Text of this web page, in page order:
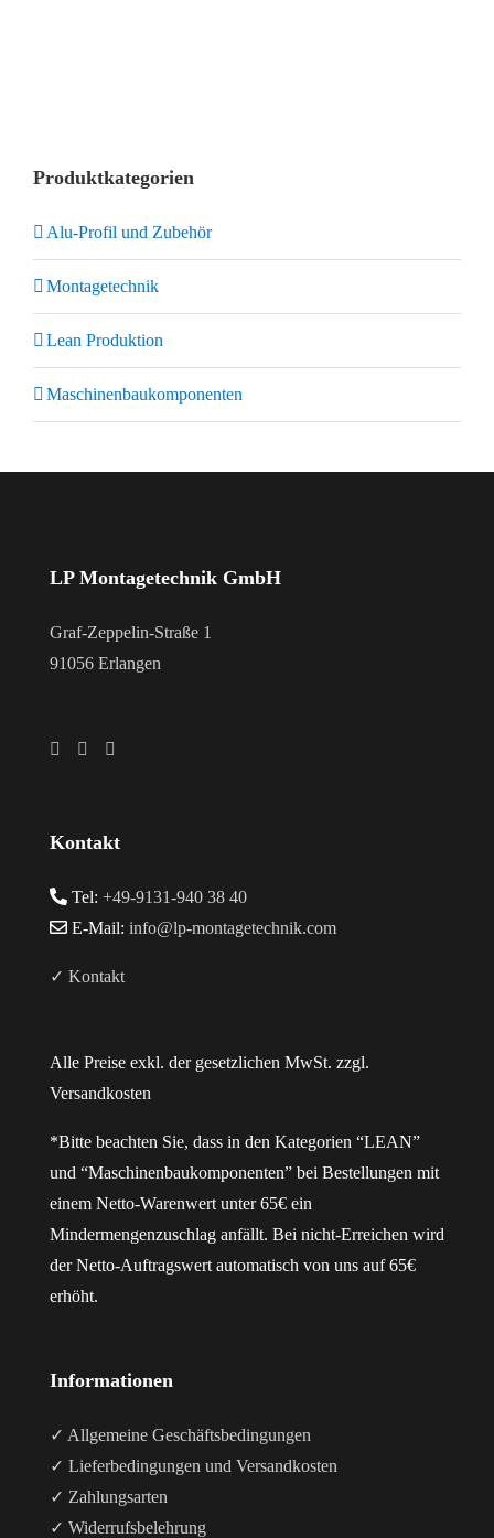
Produktkategorien
Alu-Profil und Zubehör
Montagetechnik
Lean Produktion
Maschinenbaukomponenten
LP Montagetechnik GmbH
Graf-Zeppelin-Straße 1
91056 Erlangen
Kontakt
Tel: +49-9131-940 38 40
E-Mail: info@lp-montagetechnik.com
✓ Kontakt
Alle Preise exkl. der gesetzlichen MwSt. zzgl.
Versandkosten
*Bitte beachten Sie, dass in den Kategorien “LEAN”
und “Maschinenbaukomponenten” bei Bestellungen mit
einem Netto-Warenwert unter 65€ ein
Mindermengenzuschlag anfällt. Bei nicht-Erreichen wird
der Netto-Auftragswert automatisch von uns auf 65€
erhöht.
Informationen
✓ Allgemeine Geschäftsbedingungen
✓ Lieferbedingungen und Versandkosten
✓ Zahlungsarten
✓ Widerrufsbelehrung